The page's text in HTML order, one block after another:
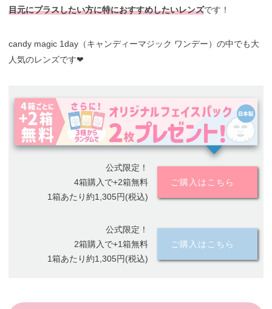
目元にプラスしたい方に特におすすめしたいレンズです！
candy magic 1day（キャンディーマジック ワンデー）の中でも大
人気のレンズです❤︎
公式限定！
4箱購入で+2箱無料
1箱あたり約1,305円(税込)
ご購入はこちら
公式限定！
2箱購入で+1箱無料
1箱あたり約1,305円(税込)
ご購入はこちら